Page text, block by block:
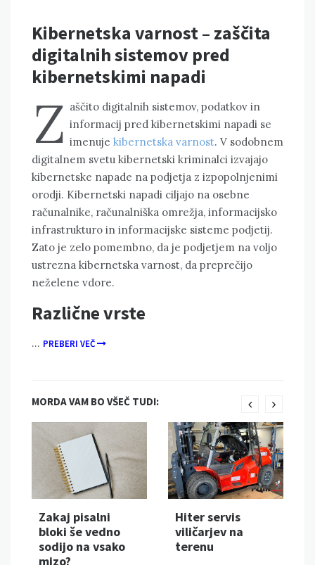
Kibernetska varnost – zaščita
digitalnih sistemov pred
kibernetskimi napadi
Z aščito digitalnih sistemov, podatkov in
informacij pred kibernetskimi napadi se
imenuje kibernetska varnost. V sodobnem
digitalnem svetu kibernetski kriminalci izvajajo
kibernetske napade na podjetja z izpopolnjenimi
orodji. Kibernetski napadi ciljajo na osebne
računalnike, računalniška omrežja, informacijsko
infrastrukturo in informacijske sisteme podjetij.
Zato je zelo pomembno, da je podjetjem na voljo
ustrezna kibernetska varnost, da preprečijo
neželene vdore.
Različne vrste
… PREBERI VEČ
MORDA VAM BO VŠEČ TUDI:
Zakaj pisalni
bloki še vedno
sodijo na vsako
mizo?
Hiter servis
viličarjev na
terenu